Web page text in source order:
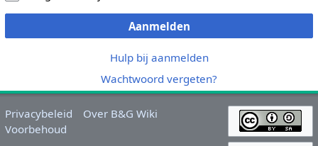
Aanmelden
Hulp bij aanmelden
Wachtwoord vergeten?
Privacybeleid
Over B&G Wiki
Voorbehoud